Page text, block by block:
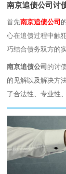
南京追债公司讨
首先南京追债公司
心在追债过程中触
巧结合债务双方的
南京追债公司 的讨
的见解以及解决方
了合法性、专业性